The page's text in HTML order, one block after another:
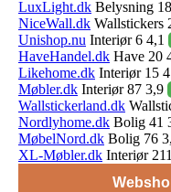
LuxLight.dk Belysning
NiceWall.dk Wallstickers
Unishop.nu Interiør 6 4,1
HaveHandel.dk Have 20
Likehome.dk Interiør 15 4
Møbler.dk Interiør 87 3,9
Wallstickerland.dk
Nordlyhome.dk Bolig 41
MøbelNord.dk Bolig 76
XL-Møbler.dk Interiør